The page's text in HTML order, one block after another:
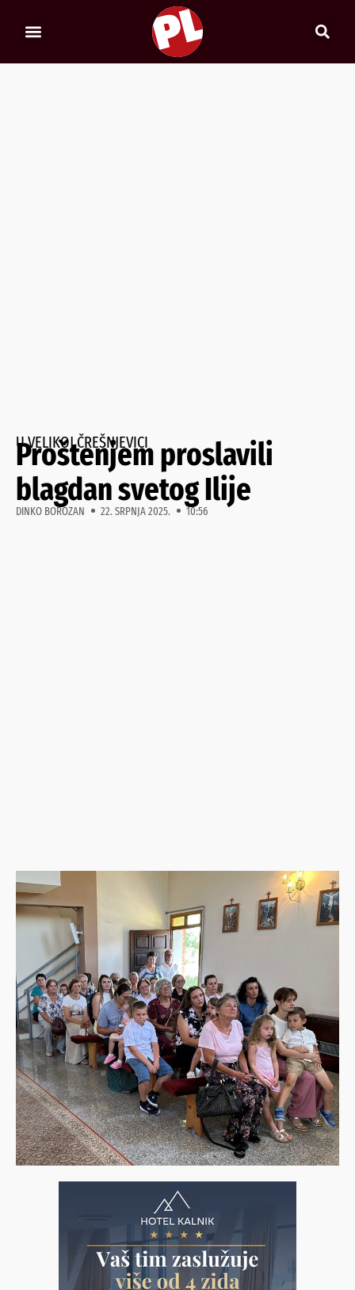
U VELIKOJ ČREŠNJEVICI
Proštenjem proslavili
blagdan svetog Ilije
DINKO BOROZAN 22. SRPNJA 2025. 10:56